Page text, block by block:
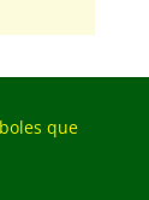
que